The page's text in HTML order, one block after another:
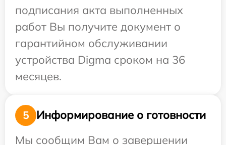
подписания акта выполненных
работ Вы получите документ о
гарантийном обслуживании
устройства Digma сроком на 36
месяцев.
5
Информирование о готовности
Мы сообщим Вам о завершении